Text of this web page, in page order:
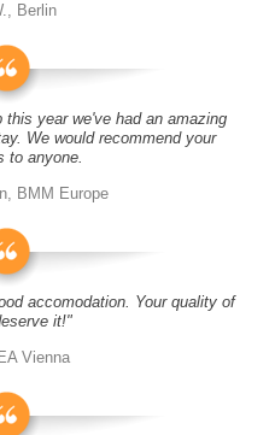
Berlin
year we've had an amazing
We would recommend your
to anyone.
BMM Europe
accomodation. Your quality of
it!"
Vienna